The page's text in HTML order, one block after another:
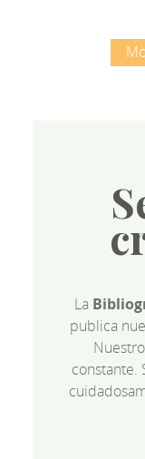
La
publica
constante.